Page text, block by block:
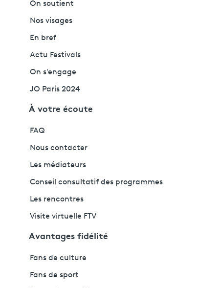
On soutient
Nos visages
En bref
Actu Festivals
On s'engage
JO Paris 2024
À votre écoute
FAQ
Nous contacter
Les médiateurs
Conseil consultatif des programmes
Les rencontres
Visite virtuelle FTV
Avantages fidélité
Fans de culture
Fans de sport